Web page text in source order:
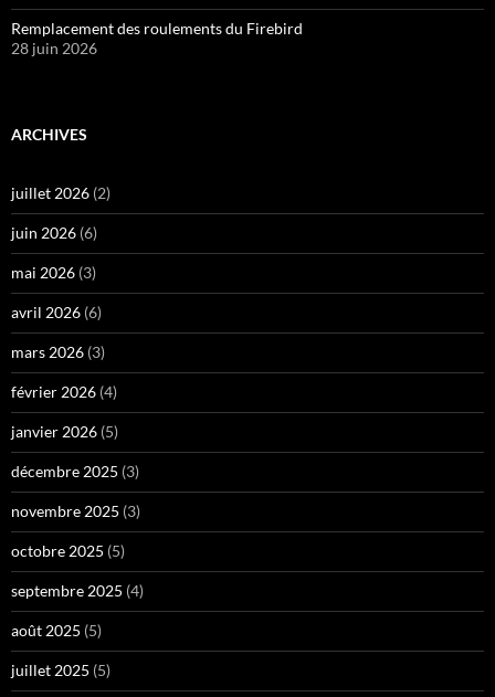
Remplacement des roulements du Firebird
28 juin 2026
ARCHIVES
juillet 2026 (2)
juin 2026 (6)
mai 2026 (3)
avril 2026 (6)
mars 2026 (3)
février 2026 (4)
janvier 2026 (5)
décembre 2025 (3)
novembre 2025 (3)
octobre 2025 (5)
septembre 2025 (4)
août 2025 (5)
juillet 2025 (5)